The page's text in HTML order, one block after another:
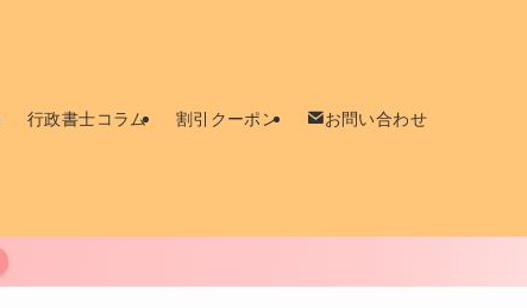
行政書士コラム 割引クーポン お問い合わせ